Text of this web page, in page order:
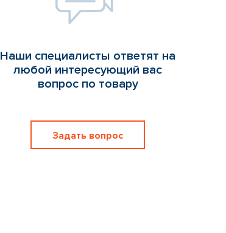
Наши специалисты ответят на
любой интересующий вас
вопрос по товару
Задать вопрос